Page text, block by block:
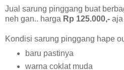
Jual sarung pinggang buat
neh gan.. harga Rp 125.000,-
Kondisi sarung pinggang hape
baru pastinya
warna coklat muda